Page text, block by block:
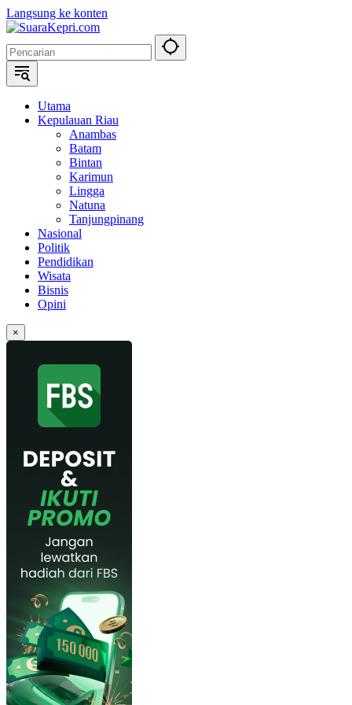
Langsung ke konten
Utama
Kepulauan Riau
Anambas
Batam
Bintan
Karimun
Lingga
Natuna
Tanjungpinang
Nasional
Politik
Pendidikan
Wisata
Bisnis
Opini
×